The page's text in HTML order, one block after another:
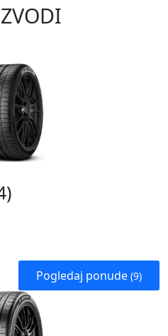
Pogledaj ponude (9)